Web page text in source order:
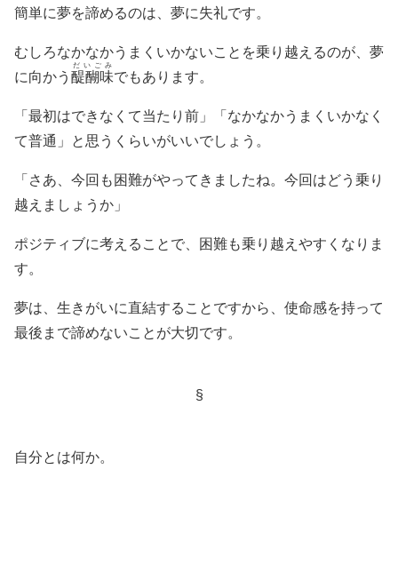
簡単に夢を諦めるのは、夢に失礼です。
むしろなかなかうまくいかないことを乗り越えるのが、夢
に向かう 醍醐味
だいごみ
でもあります。
「最初はできなくて当たり前」「なかなかうまくいかなく
て普通」と思うくらいがいいでしょう。
「さあ、今回も困難がやってきましたね。今回はどう乗り
越えましょうか」
ポジティブに考えることで、困難も乗り越えやすくなりま
す。
夢は、生きがいに直結することですから、使命感を持って
最後まで諦めないことが大切です。
§
自分とは何か。